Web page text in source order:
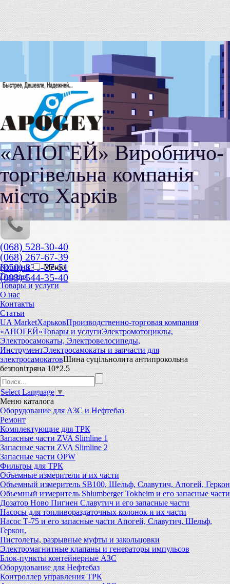
«АПОГЕЙ» Виробничо-
торгівельна компанія
місто Харків
(068) 528-30-40
(068) 267-67-39
(050) 836-27-51
(093) 544-35-40
Корзина
Меню
Главная
Товары и услуги
О нас
Контакты
Статьи
UA MarketХарьковПроизводственно-торговая компания
«АПОГЕЙ»Товары и услугиЭлектромотоциклы,
Электросамокаты, Электровелосипеды,
ИнструментЭлектросамокаты и запчасти для
электросамокатовШина суцільнолита антипрокольна
безповітряна 10*2.5
Select Language ▼
Меню каталога
Оборудование для АЗС и Нефтебаз
Ремонт
Комплектующие для ТРК
Запасные части ZVA Slimline 1
Запасные части ZVA Slimline 2
Запасные части OPW
Фильтры для ТРК
Объемные измерители и их части
Объемный измеритель SB100, Шельф, Славутич, Апогей, Геркон
Обьемный измеритель Shlumberger Tokheim и его запасные части
Дозатор Ново Пигнен Славутич и его запасные части
Насосы для топливораздаточных колонок и их части
Насос Т-75 и его запасные части Апогей, Славутич, Шельф,
Геркон,
Пистолеты, разрывные муфты и закольцовки
Электромагнитные клапаны и генераторы импульсов
Блок-пункты контейнерные АЗС
Оборудование для Нефтебаз
Контроллер управления ТРК